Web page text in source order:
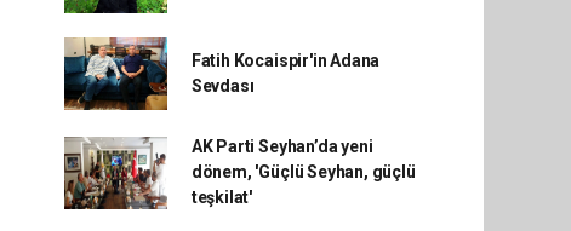
Fatih Kocaispir'in Adana
Sevdası
AK Parti Seyhan’da yeni
dönem, 'Güçlü Seyhan, güçlü
teşkilat'